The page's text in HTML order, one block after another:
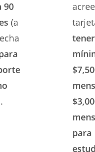
90
(a
.
para